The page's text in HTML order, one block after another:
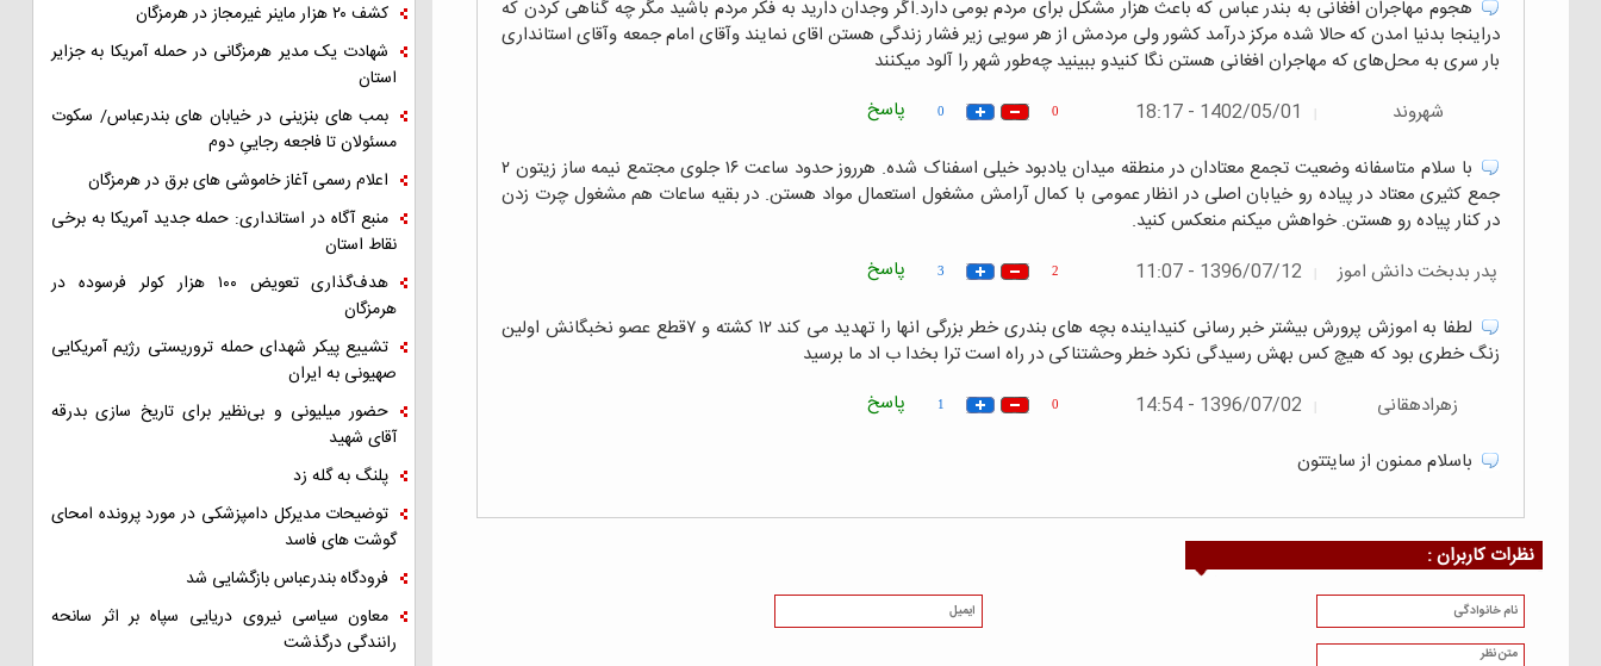
هجوم مهاجران افغانی به بندر عباس که باعث هزار مشکل برای مردم بومی دارد.اگر وجدان دارید به فکر مردم باشید مگر چه گناهی کردن که
دراینجا بدنیا امدن که حالا شده مرکز درآمد کشور ولی مردمش از هر سویی زیر فشار زندگی هستن اقای نمایند وآقای امام جمعه وآقای استانداری
بار سری به محل‌های که مهاجران افغانی هستن نگا کنیدو ببینید چه‌طور شهر را آلود میکنند
شهروند
1402/05/01 - 18:17
0
0
پاسخ
با سلام متاسفانه وضعیت تجمع معتادان در منطقه میدان یادبود خیلی اسفناک شده. هرروز حدود ساعت ۱۶ جلوی مجتمع نیمه ساز زیتون ۲
جمع کثیری معتاد در پیاده رو خیابان اصلی در انظار عمومی با کمال آرامش مشغول استعمال مواد هستن. در بقیه ساعات هم مشغول چرت زدن
در کنار پیاده رو هستن. خواهش میکنم منعکس کنید.
پدر بدبخت دانش اموز
1396/07/12 - 11:07
2
3
پاسخ
لطفا به اموزش پرورش بیشتر خبر رسانی کنیداینده بچه های بندری خطر بزرگی انها را تهدید می کند ۱۲ کشته و ۷قطع عصو نخبگانش اولین
زنگ خطری بود که هیچ کس بهش رسیدگی نکرد خطر وحشتناکی در راه است ترا بخدا ب اد ما برسید
زهرادهقانی
1396/07/02 - 14:54
0
1
پاسخ
باسلام ممنون از سایتتون
نظرات كاربران :
کشف ۲۰ هزار ماینر غیرمجاز در هرمزگان
شهادت یک مدیر هرمزگانی در حمله آمریکا به جزایر
استان
بمب های بنزینی در خیابان های بندرعباس/ سکوت
مسئولان تا فاجعه رجاییِ دوم
اعلام رسمی آغاز خاموشی های برق در هرمزگان
منبع آگاه در استانداری: حمله جدید آمریکا به برخی
نقاط استان
هدف‌گذاری تعویض ۱۰۰ هزار کولر فرسوده در
هرمزگان
تشییع پیکر شهدای حمله تروریستی رژیم آمریکایی
صهیونی به ایران
حضور میلیونی و بی‌نظیر برای تاریخ سازی بدرقه
آقای شهید
پلنگ به گله زد
توضیحات مدیرکل دامپزشکی در مورد پرونده امحای
گوشت های فاسد
فرودگاه بندرعباس بازگشایی شد
معاون سیاسی نیروی دریایی سپاه بر اثر سانحه
رانندگی درگذشت